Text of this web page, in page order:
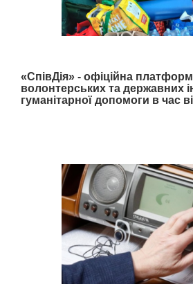
«СпівДія» - офіційна
волонтерських та державних
гуманітарної допомоги в час